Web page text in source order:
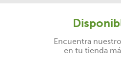
Encuentra
en tu tienda